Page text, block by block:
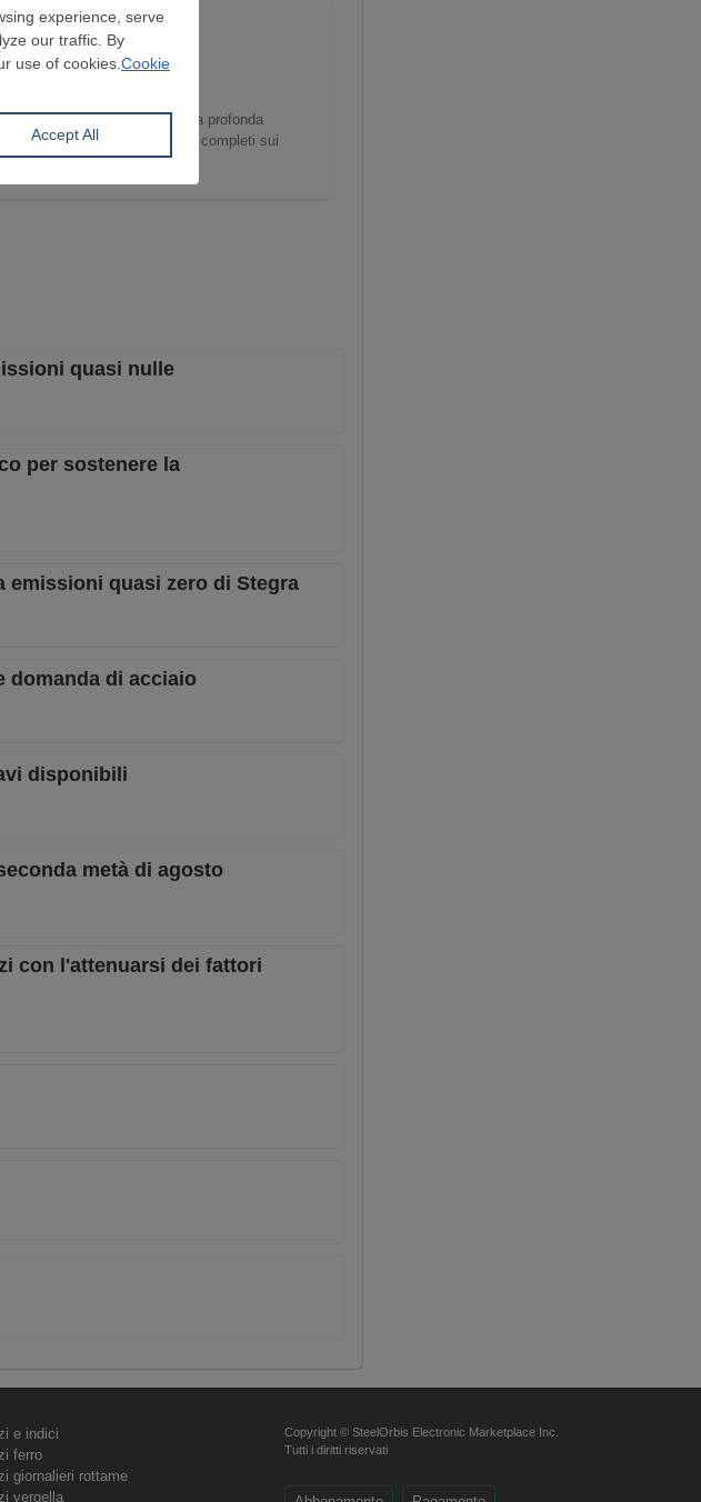
ultimi 15 anni sviluppando una profonda
Scrivo e curo notizie e report completi sui
quasi nulle
per sostenere la
emissioni quasi zero di Stegra
domanda di acciaio
disponibili
metà di agosto
con l'attenuarsi dei fattori
e indici
ferro
giornalieri rottame
vergella
Copyright © SteelOrbis Electronic Marketplace Inc.
Tutti i diritti riservati